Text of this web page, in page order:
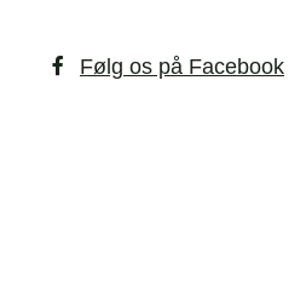
Følg os på Facebook